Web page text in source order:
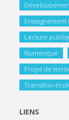
Enseignement
Lecture
Numérique
Projet de
Transition
LIENS